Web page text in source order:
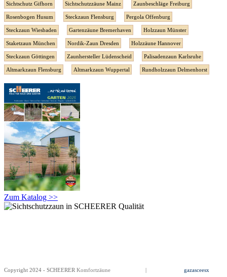
Sichtschutz Gifhorn Sichtschutzzäune Mainz Zaunbeschläge Freiburg
Rosenbogen Husum Steckzaun Flensburg Pergola Offenburg
Steckzaun Wiesbaden Gartenzäune Bremerhaven Holzzaun Münster
Staketzaun München Nordik-Zaun Dresden Holzzäune Hannover
Steckzaun Göttingen Zaunhersteller Lüdenscheid Palisadenzaun Karlsruhe
Altmarkzaun Flensburg Altmarkzaun Wuppertal Rundholzzaun Delmenhorst
Zum Katalog >>
Copyright 2024 - SCHEERER Komfortzäune gazasceesx